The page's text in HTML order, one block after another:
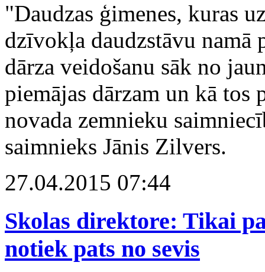
"Daudzas ģimenes, kuras
dzīvokļa daudzstāvu namā
dārza veidošanu sāk no
piemājas dārzam un kā tos
novada zemnieku
saimnieks Jānis Zilvers.
27.04.2015 07:44
Skolas direktore: Tikai
notiek pats no sevis